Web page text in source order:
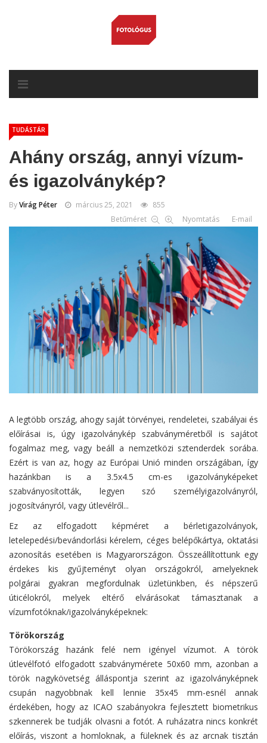
TUDÁSTÁR
Ahány ország, annyi vízum-
és igazolványkép?
ByVirág Péter március 25, 2021
855
Betűméret
Nyomtatás E-mail
A legtöbb ország, ahogy saját törvényei, rendeletei, szabályai és
előírásai is, úgy igazolványkép szabványméretből is sajátot
fogalmaz meg, vagy beáll a nemzetközi sztenderdek sorába.
Ezért is van az, hogy az Európai Unió minden országában, így
hazánkban is a 3.5x4.5 cm-es igazolványképeket
szabványosították, legyen szó személyigazolványról,
jogosítványról, vagy útlevélről...
Ez az elfogadott képméret a bérletigazolványok,
letelepedési/bevándorlási kérelem, céges belépőkártya, oktatási
azonosítás esetében is Magyarországon. Összeállítottunk egy
érdekes kis gyűjteményt olyan országokról, amelyeknek
polgárai gyakran megfordulnak üzletünkben, és népszerű
úticélokról, melyek eltérő elvárásokat támasztanak a
vízumfotóknak/igazolványképeknek:
Törökország
Törökország hazánk felé nem igényel vízumot. A török
útlevélfotó elfogadott szabványmérete 50x60 mm, azonban a
török nagykövetség álláspontja szerint az igazolványképnek
csupán nagyobbnak kell lennie 35x45 mm-esnél annak
érdekében, hogy az ICAO szabányokra fejlesztett biometrikus
szkennerek be tudják olvasni a fotót. A ruházatra nincs konkrét
előírás, viszont a homloknak, a füleknek és az arcnak tisztán